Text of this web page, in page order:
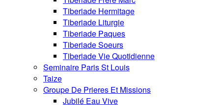
Tiberiade Hermitage
Tiberiade Liturgie
Tiberiade Paques
Tiberiade Soeurs
Tiberiade Vie Quotidienne
Seminaire Paris St Louis
Taize
Groupe De Prieres Et Missions
Jubilé Eau Vive